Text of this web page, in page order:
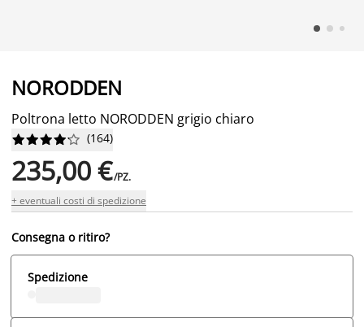
NORODDEN
Poltrona letto NORODDEN grigio chiaro





 (164)
235,00 €/PZ.
+ eventuali costi di spedizione
Consegna o ritiro?
Spedizione